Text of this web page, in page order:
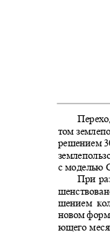
том
решением
с моделью
При
шением
новом
ющего